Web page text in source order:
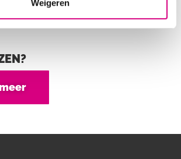
Weigeren
te mailen naar:
in.